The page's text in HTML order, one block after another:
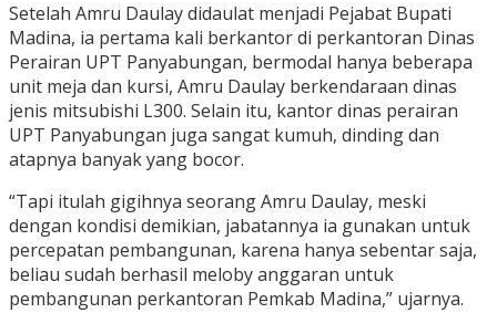
Setelah Amru Daulay didaulat menjadi Pejabat Bupati
Madina, ia pertama kali berkantor di perkantoran Dinas
Perairan UPT Panyabungan, bermodal hanya beberapa
unit meja dan kursi, Amru Daulay berkendaraan dinas
jenis mitsubishi L300. Selain itu, kantor dinas perairan
UPT Panyabungan juga sangat kumuh, dinding dan
atapnya banyak yang bocor.
“Tapi itulah gigihnya seorang Amru Daulay, meski
dengan kondisi demikian, jabatannya ia gunakan untuk
percepatan pembangunan, karena hanya sebentar saja,
beliau sudah berhasil meloby anggaran untuk
pembangunan perkantoran Pemkab Madina,” ujarnya.